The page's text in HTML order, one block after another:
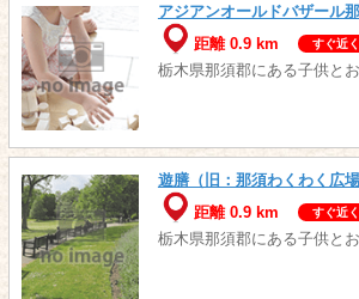
アジアンオールドバザール
距離 0.9 km
すぐ近く
栃木県那須郡にある子供と
遊膳（旧：那須わくわく広場
距離 0.9 km
すぐ近く
栃木県那須郡にある子供と